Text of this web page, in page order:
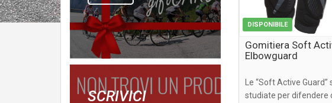
DISPONIBILE
Gomitiera Soft
Elbowguard
Le “Soft Active Guard”
studiate per difendere
SCRIVICI